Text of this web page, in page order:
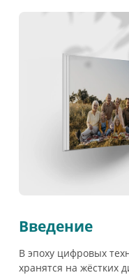
Введение
В эпоху цифровых
хранятся на жёстких